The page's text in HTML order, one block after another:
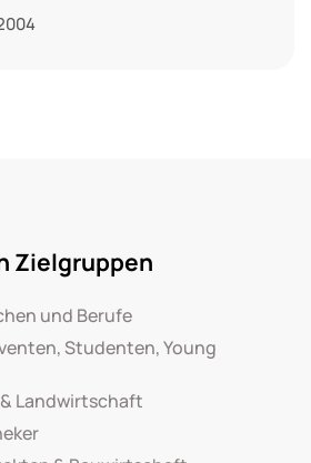
Zielgruppen
und Berufe
Studenten, Young
Landwirtschaft